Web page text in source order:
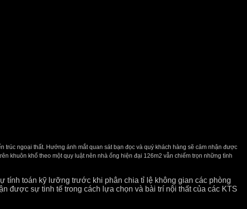
ngoại thất. Hướng ánh mắt quan sát bạn đọc và quý khách hàng sẽ cảm nhận được
khuôn khổ theo một quy luật nên nhà ống hiện đại 126m2 vẫn chiếm trọn những tình
tính toán kỹ lưỡng trước khi phân chia tỉ lệ không gian các phòng
được sự tinh tế trong cách lựa chọn và bài trí nội thất của các KTS